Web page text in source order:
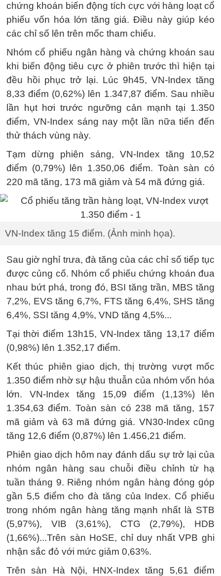
chứng khoán biến động tích cực với hàng loạt cổ
phiếu vốn hóa lớn tăng giá. Điều này giúp kéo
các chỉ số lên trên mốc tham chiếu.
Nhóm cổ phiếu ngân hàng và chứng khoán sau
khi biến động tiêu cực ở phiên trước thì hiện tại
đều hồi phục trở lại. Lúc 9h45, VN-Index tăng
8,33 điểm (0,62%) lên 1.347,87 điểm. Sau nhiều
lần hụt hơi trước ngưỡng cản mạnh tại 1.350
điểm, VN-Index sáng nay một lần nữa tiến đến
thử thách vùng này.
Tạm dừng phiên sáng, VN-Index tăng 10,52
điểm (0,79%) lên 1.350,06 điểm. Toàn sàn có
220 mã tăng, 173 mã giảm và 54 mã đứng giá.
VN-Index tăng 15 điểm. (Ảnh minh họa).
Sau giờ nghỉ trưa, đà tăng của các chỉ số tiếp tục
được củng cố. Nhóm cổ phiếu chứng khoán đua
nhau bứt phá, trong đó, BSI tăng trần, MBS tăng
7,2%, EVS tăng 6,7%, FTS tăng 6,4%, SHS tăng
6,4%, SSI tăng 4,9%, VND tăng 4,5%...
Tại thời điểm 13h15, VN-Index tăng 13,17 điểm
(0,98%) lên 1.352,17 điểm.
Kết thúc phiên giao dịch, thị trường vượt mốc
1.350 điểm nhờ sự hậu thuẫn của nhóm vốn hóa
lớn. VN-Index tăng 15,09 điểm (1,13%) lên
1.354,63 điểm. Toàn sàn có 238 mã tăng, 157
mã giảm và 63 mã đứng giá. VN30-Index cũng
tăng 12,6 điểm (0,87%) lên 1.456,21 điểm.
Phiên giao dịch hôm nay đánh dấu sự trở lại của
nhóm ngân hàng sau chuỗi điều chỉnh từ hạ
tuần tháng 9. Riêng nhóm ngân hàng đóng góp
gần 5,5 điểm cho đà tăng của Index. Cổ phiếu
trong nhóm ngân hàng tăng mạnh nhất là STB
(5,97%), VIB (3,61%), CTG (2,79%), HDB
(1,66%)...Trên sàn HoSE, chỉ duy nhất VPB ghi
nhận sắc đỏ với mức giảm 0,63%.
Trên sàn Hà Nội, HNX-Index tăng 5,61 điểm